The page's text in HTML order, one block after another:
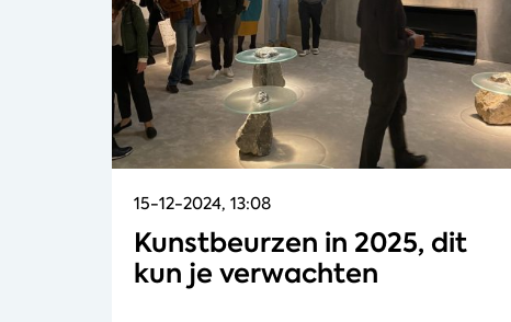
15-12-2024, 13:08
Kunstbeurzen in 2025, dit
kun je verwachten